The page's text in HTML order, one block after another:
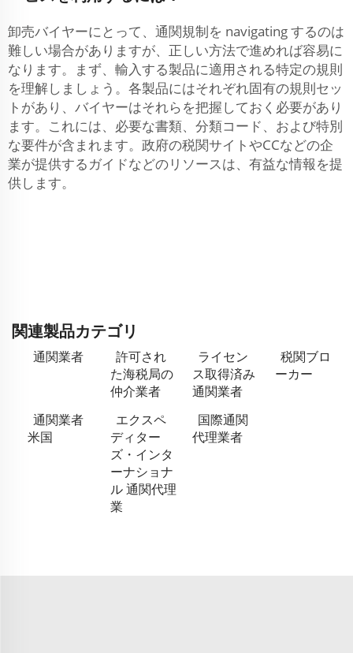
卸売バイヤーにとって、通関規制を navigating するのは
難しい場合がありますが、正しい方法で進めれば容易に
なります。まず、輸入する製品に適用される特定の規則
を理解しましょう。各製品にはそれぞれ固有の規則セッ
トがあり、バイヤーはそれらを把握しておく必要があり
ます。これには、必要な書類、分類コード、および特別
な要件が含まれます。政府の税関サイトやCCなどの企
業が提供するガイドなどのリソースは、有益な情報を提
供します。
関連製品カテゴリ
通関業者
許可され
た海税局の
仲介業者
ライセン
ス取得済み
通関業者
税関ブロ
ーカー
通関業者
米国
エクスペ
ディター
ズ・インタ
ーナショナ
ル 通関代理
業
国際通関
代理業者